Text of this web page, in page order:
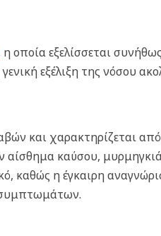
η οποία εξελίσσεται
εξέλιξη της νόσου
και χαρακτηρίζεται
αίσθημα καύσου,
καθώς η έγκαιρη
συμπτωμάτων.